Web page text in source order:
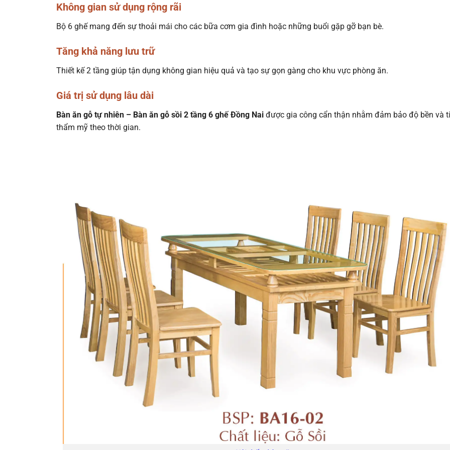
Không gian sử dụng rộng rãi
Bộ 6 ghế mang đến sự thoải mái cho các bữa cơm gia đình hoặc những buổi gặp gỡ bạn bè.
Tăng khả năng lưu trữ
Thiết kế 2 tầng giúp tận dụng không gian hiệu quả và tạo sự gọn gàng cho khu vực phòng ăn.
Giá trị sử dụng lâu dài
Bàn ăn gỗ tự nhiên – Bàn ăn gỗ sồi 2 tầng 6 ghế Đồng Nai được gia công cẩn thận nhằm đảm bảo độ bền và
thẩm mỹ theo thời gian.